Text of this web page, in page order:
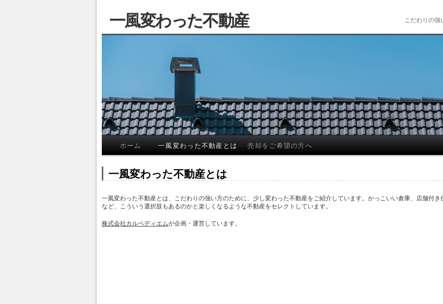
一風変わった不動産 こだわりの強
コンテンツ
ホーム 一風変わった不動産とは 売却をご希望の方へ
一風変わった不動産とは
一風変わった不動産とは、こだわりの強い方のために、少し変わった不動産をご紹介しています。かっこいい倉庫、店舗付き
など、こういう選択肢もあるのかと楽しくなるような不動産をセレクトしています。
株式会社カルペディエムが企画・運営しています。